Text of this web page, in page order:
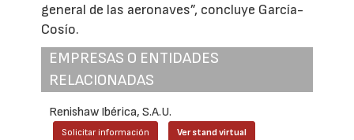
general de las aeronaves”, concluye García-
Cosío.
EMPRESAS O ENTIDADES
RELACIONADAS
Renishaw Ibérica, S.A.U.
Solicitar información Ver stand virtual